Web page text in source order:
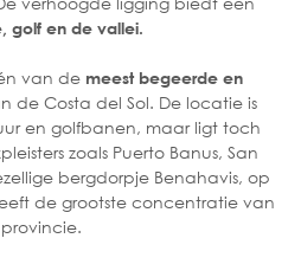
golf en de vallei.
van de meest begeerde en
de Costa del Sol. De locatie is
en golfbanen, maar ligt toch
zoals Puerto Banus, San
bergdorpje Benahavis, op
de grootste concentratie van